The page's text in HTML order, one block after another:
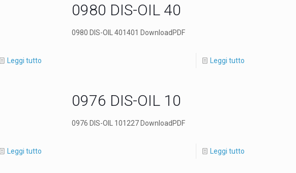
Leggi tutto
0980 DIS-OIL 40
0980 DIS-OIL 401401 DownloadPDF
Leggi tutto
Leggi tutto
0976 DIS-OIL 10
0976 DIS-OIL 101227 DownloadPDF
Leggi tutto